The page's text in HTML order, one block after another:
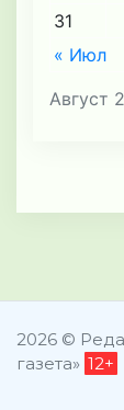
Август
« Июл
31
2026 ©
газета» 12+